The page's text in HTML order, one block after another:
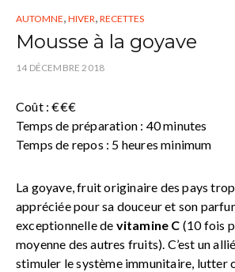
AUTOMNE, HIVER, RECETTES
Mousse à la goyave
14 DÉCEMBRE 2018
Coût : €€€
Temps de préparation : 40 minutes
Temps de repos : 5 heures minimum
La goyave, fruit originaire des pays
appréciée pour sa douceur et son
exceptionnelle de vitamine C (10 fois
moyenne des autres fruits). C’est un
stimuler le système immunitaire, lutter